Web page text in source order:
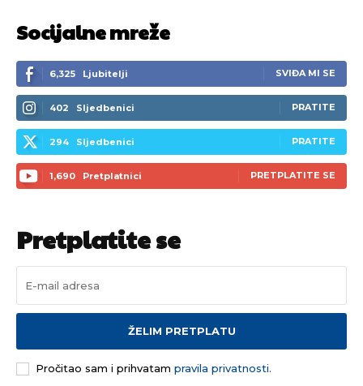
Socijalne mreže
6,325 Ljubitelji SVIĐA MI SE
402 Sljedbenici PRATITE
294 Sljedbenici PRATITE
1,690 Pretplatnici PRETPLATITE SE
Pretplatite se
ŽELIM PRETPLATU
Pročitao sam i prihvatam pravila privatnosti.